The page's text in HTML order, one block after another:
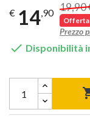
€ 14 ,90 19,90
Offerta
Prezzo
 Disponibilità